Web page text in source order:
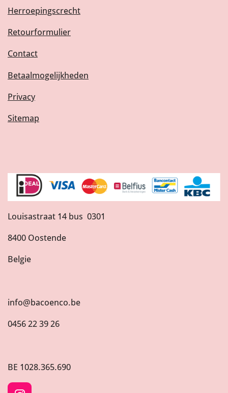
Herroepingscrecht
Retourformulier
Contact
Betaalmogelijkheden
Privacy
Sitemap
Louisastraat 14 bus 0301
8400 Oostende
Belgie
info@bacoenco.be
0456 22 39 26
BE 1028.365.690